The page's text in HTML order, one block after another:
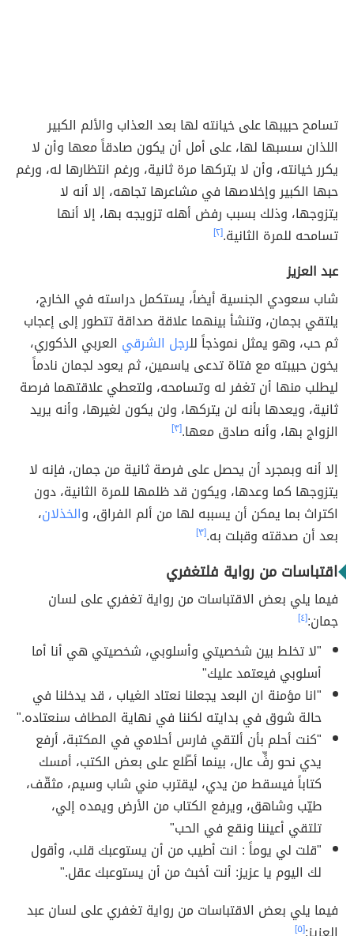
تسامح حبيبها على خيانته لها بعد العذاب والألم الكبير
اللذان سسبها لها، على أمل أن يكون صادقاً معها وأن لا
يكرر خيانته، وأن لا يتركها مرة ثانية، ورغم انتظارها له، ورغم
حبها الكبير وإخلاصها في مشاعرها تجاهه، إلا أنه لا
يتزوجها، وذلك بسبب رفض أهله تزويجه بها، إلا أنها
تسامحه للمرة الثانية.[٢]
عبد العزيز
شاب سعودي الجنسية أيضاً، يستكمل دراسته في الخارج،
يلتقي بجمان، وتنشأ بينهما علاقة صداقة تتطور إلى إعجاب
ثم حب، وهو يمثل نموذجاً للرجل الشرقي العربي الذكوري،
يخون حبيبته مع فتاة تدعى ياسمين، ثم يعود لجمان نادماً
ليطلب منها أن تغفر له وتسامحه، ولتعطي علاقتهما فرصة
ثانية، ويعدها بأنه لن يتركها، ولن يكون لغيرها، وأنه يريد
الزواج بها، وأنه صادق معها.[٣]
إلا أنه وبمجرد أن يحصل على فرصة ثانية من جمان، فإنه لا
يتزوجها كما وعدها، ويكون قد ظلمها للمرة الثانية، دون
اكتراث بما يمكن أن يسببه لها من ألم الفراق، والخذلان،
بعد أن صدقته وقبلت به.[٣]
اقتباسات من رواية فلتغفري
فيما يلي بعض الاقتباسات من رواية تغفري على لسان
جمان:[٤]
"لا تخلط بين شخصيتي وأسلوبي، شخصيتي هي أنا أما
أسلوبي فيعتمد عليك"
"انا مؤمنة ان البعد يجعلنا نعتاد الغياب ، قد يدخلنا في
حالة شوق في بدايته لكننا في نهاية المطاف سنعتاده."
"‫كنت أحلم بأن ألتقي فارس أحلامي في المكتبة، أرفع
يدي نحو رفٍّ عال، بينما أطّلع على بعض الكتب، أمسك
كتاباً فيسقط من يدي، ليقترب مني شاب وسيم، مثقّف،
طيّب وشاهق، ويرفع الكتاب من الأرض ويمده إلي،
تلتقي أعيننا ونقع في الحب"
"قلت لي يوماً : انت أطيب من أن يستوعبك قلب، وأقول
لك اليوم يا عزيز: أنت أخبث من أن يستوعبك عقل."
فيما يلي بعض الاقتباسات من رواية تغفري على لسان عبد
[٥]